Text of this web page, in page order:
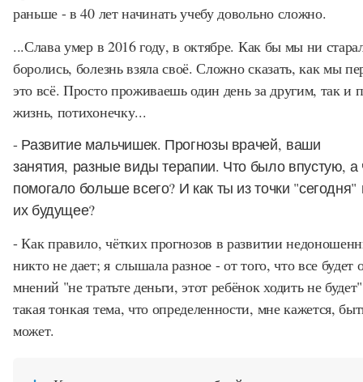
раньше - в 40 лет начинать учебу довольно сложно.
...Слава умер в 2016 году, в октябре. Как бы мы ни
боролись, болезнь взяла своё. Сложно сказать, как мы
это всё. Просто проживаешь один день за другим, так и
жизнь, потихонечку...
- Развитие мальчишек. Прогнозы врачей, ваши
занятия, разные виды терапии. Что было впустую, а
помогало больше всего? И как ты из точки
их будущее?
- Как правило, чётких прогнозов в развитии
никто не дает; я слышала разное - от того, что все будет
мнений "не тратьте деньги, этот ребёнок ходить не
такая тонкая тема, что определенности, мне кажется,
может.